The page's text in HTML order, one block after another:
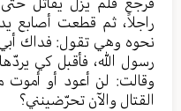
راجلاً، ثم قطعت أصابع
نحوه وهي تقول: فداك
رسول الله، فأقبل كي
وقالت: لن أعود أو أموت
القتال والآن تحرّضينني؟